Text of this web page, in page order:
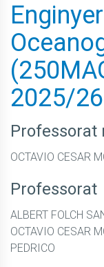
2025/26
Professorat
OCTAVIO CESAR
Professorat
ALBERT FOLCH
OCTAVIO CESAR
PEDRICO